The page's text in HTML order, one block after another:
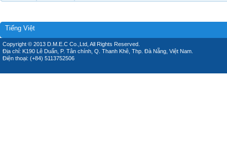
Tiếng Việt
Copyright © 2013 D.M.E.C Co.,Ltd, All Rights Reserved.
Địa chỉ: K190 Lê Duẩn, P. Tân chính, Q. Thanh Khê, Thp. Đà Nẵng, Việt Nam.
Điện thoại: (+84) 5113752506